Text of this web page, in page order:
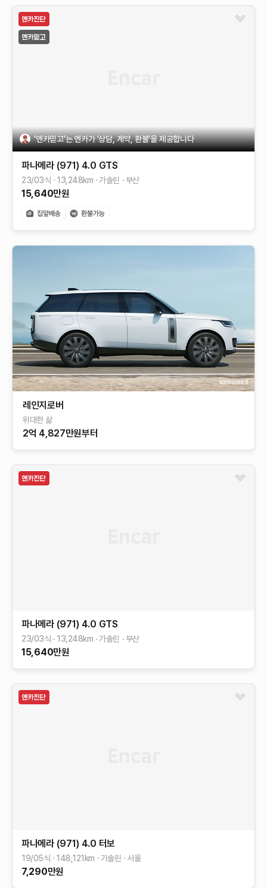
'엔카믿고'는 엔카가 '상담, 계약, 환불'을 제공합니다
파나메라 (971) 4.0 GTS
23/03식 13,248km 가솔린 부산
15,640만원
sponsored
레인지로버
위대한 삶
2억 4,827만원부터
파나메라 (971) 4.0 GTS
23/03식 13,248km 가솔린 부산
15,640만원
파나메라 (971) 4.0 터보
19/05식 148,121 km 가솔린 서울
7,290만원